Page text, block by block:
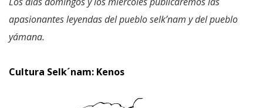
apasionantes leyendas del pueblo selk’nam y del pueblo
yámana.
Cultura Selk´nam: Kenos